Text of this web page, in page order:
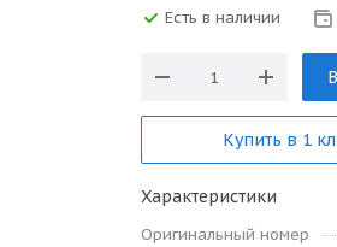
Есть в наличии
Купить в 1
Характеристики
Оригинальный номер